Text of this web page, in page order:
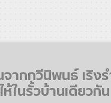
ากกวีนิพนธ์ เริงร
ห้ในรั้วบ้านเดียวกัน